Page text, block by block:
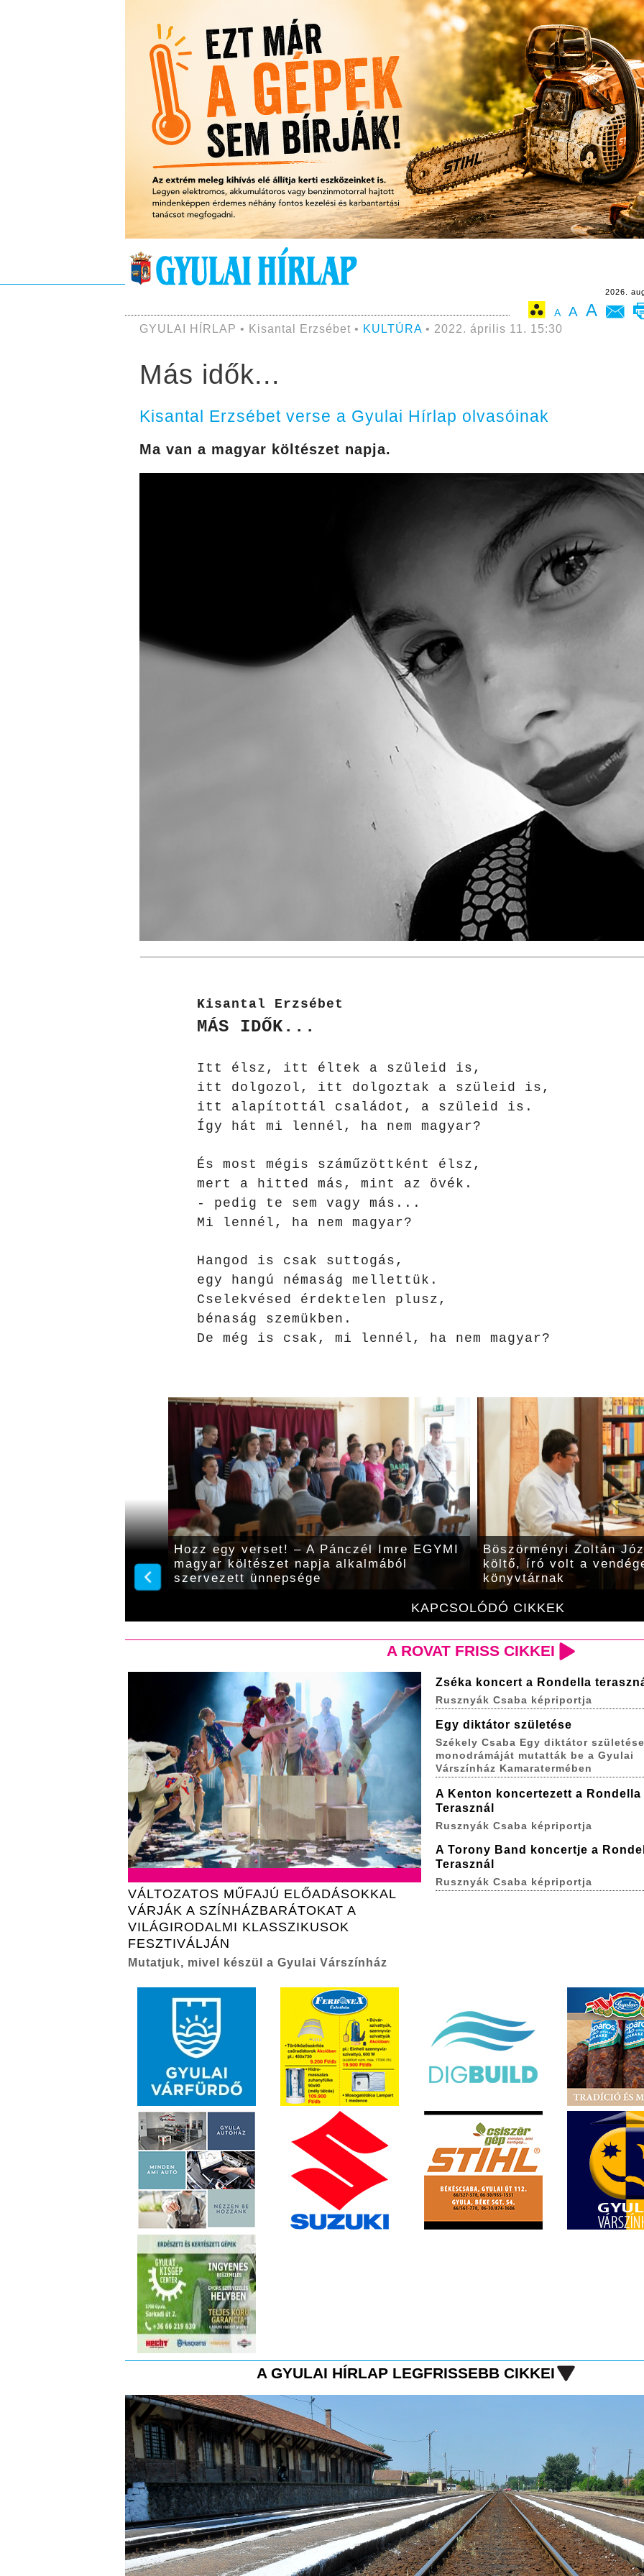
2026.
A A A
GYULAI HÍRLAP • Kisantal Erzsébet • KULTÚRA• 2022. április 11. 15:30
Más idők...
Kisantal Erzsébet verse a Gyulai Hírlap olvasóinak
Ma van a magyar költészet napja.
Kisantal Erzsébet
MÁS IDŐK...
Itt élsz, itt éltek a szüleid is,
itt dolgozol, itt dolgoztak a szüleid is,
itt alapítottál családot, a szüleid is.
Így hát mi lennél, ha nem magyar?
És most mégis száműzöttként élsz,
mert a hitted más, mint az övék.
- pedig te sem vagy más...
Mi lennél, ha nem magyar?
Hangod is csak suttogás,
egy hangú némaság mellettük.
Cselekvésed érdektelen plusz,
bénaság szemükben.
De még is csak, mi lennél, ha nem magyar?
KAPCSOLÓDÓ CIKKEK
ünnepelték a
Hozz egy verset! – A Pánczél Imre EGYMI
magyar költészet napja alkalmából
szervezett ünnepsége
Böszörményi Zoltán
költő, író volt a
könyvtárnak
A ROVAT FRISS CIKKEI
VÁLTOZATOS MŰFAJÚ ELŐADÁSOKKAL
VÁRJÁK A SZÍNHÁZBARÁTOKAT A
VILÁGIRODALMI KLASSZIKUSOK
FESZTIVÁLJÁN
Mutatjuk, mivel készül a Gyulai Várszínház
Zséka koncert a Rondella
Rusznyák Csaba képriportja
Egy diktátor születése
Székely Csaba Egy diktátor
monodrámáját mutatták be a Gyulai
Várszínház Kamaratermében
A Kenton koncertezett a Rondella
Terasznál
Rusznyák Csaba képriportja
A Torony Band koncertje a
Terasznál
Rusznyák Csaba képriportja
A GYULAI HÍRLAP LEGFRISSEBB CIKKEI